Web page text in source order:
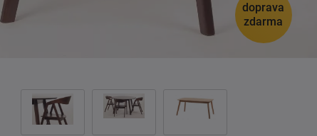
doprava
zdarma